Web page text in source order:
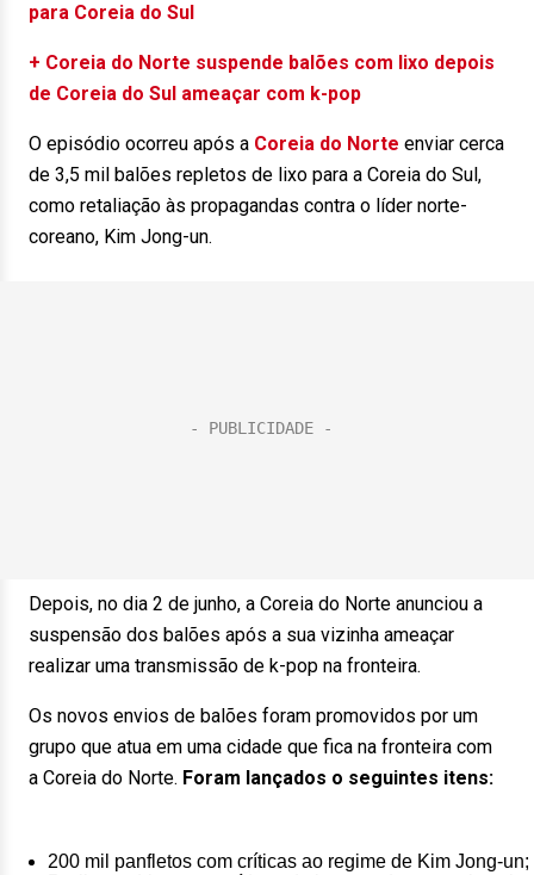
para Coreia do Sul
+ Coreia do Norte suspende balões com lixo depois
de Coreia do Sul ameaçar com k-pop
O episódio ocorreu após a Coreia do Norte enviar cerca
de 3,5 mil balões repletos de lixo para a Coreia do Sul,
como retaliação às propagandas contra o líder norte-
coreano, Kim Jong-un.
Depois, no dia 2 de junho, a Coreia do Norte anunciou a
suspensão dos balões após a sua vizinha ameaçar
realizar uma transmissão de k-pop na fronteira.
Os novos envios de balões foram promovidos por um
grupo que atua em uma cidade que fica na fronteira com
a Coreia do Norte. Foram lançados o seguintes itens:
200 mil panfletos com críticas ao regime de Kim Jong-un;